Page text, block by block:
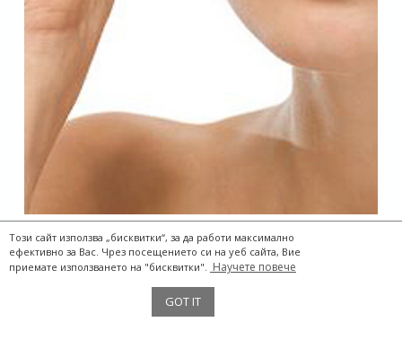
The Two Storks® 2017
Този сайт използва „бисквитки“, за да работи максимално
ефективно за Вас. Чрез посещението си на уеб сайта, Вие
приемате използването на "бисквитки".
Научете повече
GOT IT